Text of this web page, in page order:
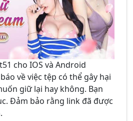
cho IOS và Android
về việc tệp có thể gây hại
giữ lại hay không. Bạn
Đảm bảo rằng link đã được